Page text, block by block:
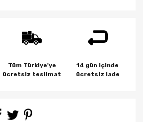
Tüm Türkiye'ye
ücretsiz teslimat
14 gün içinde
ücretsiz iade